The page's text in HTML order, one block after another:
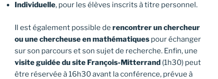
Individuelle, pour les élèves inscrits à titre personnel.
Il est également possible de rencontrer un chercheur
ou une chercheuse en mathématiques pour échanger
sur son parcours et son sujet de recherche. Enfin, une
visite guidée du site François-Mitterrand (1h30) peut
être réservée à 16h30 avant la conférence, prévue à